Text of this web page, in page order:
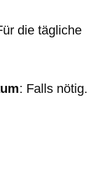
die tägliche
: Falls nötig.